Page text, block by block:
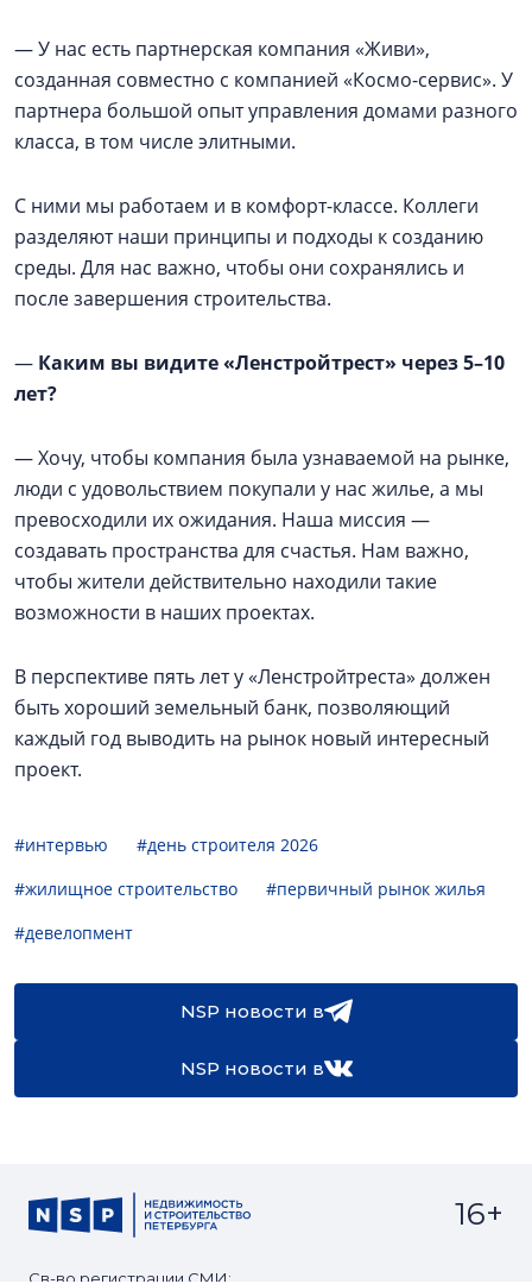
— У нас есть партнерская компания «Живи»,
созданная совместно с компанией «Космо-сервис». У
партнера большой опыт управления домами разного
класса, в том числе элитными.
С ними мы работаем и в комфорт-классе. Коллеги
разделяют наши принципы и подходы к созданию
среды. Для нас важно, чтобы они сохранялись и
после завершения строительства.
— Каким вы видите «Ленстройтрест» через 5–10
лет?
— Хочу, чтобы компания была узнаваемой на рынке,
люди с удовольствием покупали у нас жилье, а мы
превосходили их ожидания. Наша миссия —
создавать пространства для счастья. Нам важно,
чтобы жители действительно находили такие
возможности в наших проектах.
В перспективе пять лет у «Ленстройтреста» должен
быть хороший земельный банк, позволяющий
каждый год выводить на рынок новый интересный
проект.
#интервью
#день строителя 2026
#жилищное строительство
#первичный рынок жилья
#девелопмент
NSP новости в
NSP новости в
Св-во регистрации СМИ:
16+